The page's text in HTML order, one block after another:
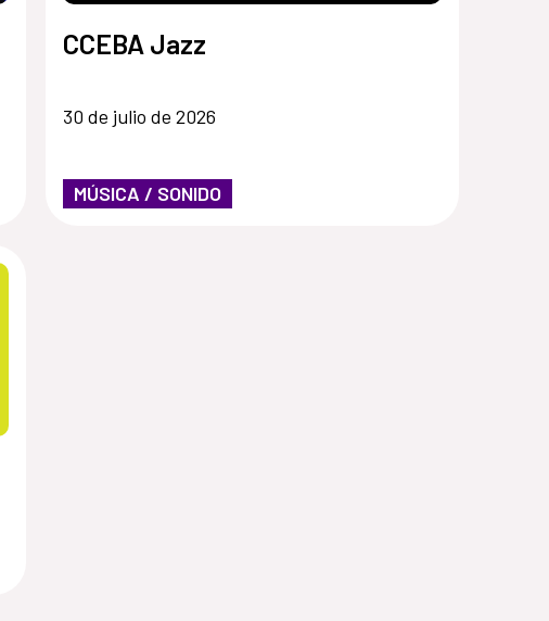
CCEBA Jazz
30 de julio de 2026
MÚSICA / SONIDO